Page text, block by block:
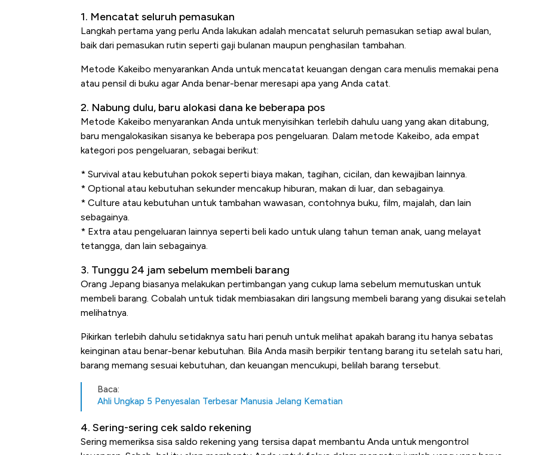
1. Mencatat seluruh pemasukan
Langkah pertama yang perlu Anda lakukan adalah mencatat seluruh pemasukan setiap awal bulan,
baik dari pemasukan rutin seperti gaji bulanan maupun penghasilan tambahan.
Metode Kakeibo menyarankan Anda untuk mencatat keuangan dengan cara menulis memakai pena
atau pensil di buku agar Anda benar-benar meresapi apa yang Anda catat.
2. Nabung dulu, baru alokasi dana ke beberapa pos
Metode Kakeibo menyarankan Anda untuk menyisihkan terlebih dahulu uang yang akan ditabung,
baru mengalokasikan sisanya ke beberapa pos pengeluaran. Dalam metode Kakeibo, ada empat
kategori pos pengeluaran, sebagai berikut:
* Survival atau kebutuhan pokok seperti biaya makan, tagihan, cicilan, dan kewajiban lainnya.
* Optional atau kebutuhan sekunder mencakup hiburan, makan di luar, dan sebagainya.
* Culture atau kebutuhan untuk tambahan wawasan, contohnya buku, film, majalah, dan lain
sebagainya.
* Extra atau pengeluaran lainnya seperti beli kado untuk ulang tahun teman anak, uang melayat
tetangga, dan lain sebagainya.
3. Tunggu 24 jam sebelum membeli barang
Orang Jepang biasanya melakukan pertimbangan yang cukup lama sebelum memutuskan untuk
membeli barang. Cobalah untuk tidak membiasakan diri langsung membeli barang yang disukai setelah
melihatnya.
Pikirkan terlebih dahulu setidaknya satu hari penuh untuk melihat apakah barang itu hanya sebatas
keinginan atau benar-benar kebutuhan. Bila Anda masih berpikir tentang barang itu setelah satu hari,
barang memang sesuai kebutuhan, dan keuangan mencukupi, belilah barang tersebut.
Baca:
Ahli Ungkap 5 Penyesalan Terbesar Manusia Jelang Kematian
4. Sering-sering cek saldo rekening
Sering memeriksa sisa saldo rekening yang tersisa dapat membantu Anda untuk mengontrol